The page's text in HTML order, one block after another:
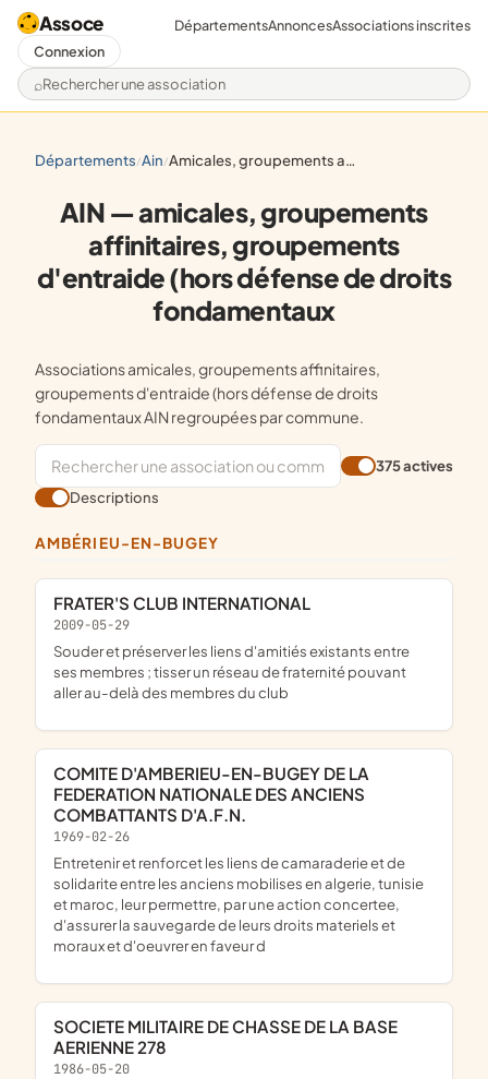
Assoce
Rechercher une association
DépartementsAnnoncesAssociations inscrites
Connexion
départements/ ain/ amicales, groupements affinitaires, groupements d'entraide (hors défense de droits fondamentaux
AIN — amicales, groupements
affinitaires, groupements
d'entraide (hors défense de droits
fondamentaux
Associations amicales, groupements affinitaires,
groupements d'entraide (hors défense de droits
fondamentaux AIN regroupées par commune.
375 actives
Descriptions
AMBÉRIEU-EN-BUGEY
FRATER'S CLUB INTERNATIONAL
2009-05-29
souder et préserver les liens d'amitiés existants entre
ses membres ; tisser un réseau de fraternité pouvant
aller au-delà des membres du club
COMITE D'AMBERIEU-EN-BUGEY DE LA
FEDERATION NATIONALE DES ANCIENS
COMBATTANTS D'A.F.N.
1969-02-26
entretenir et renforcet les liens de camaraderie et de
solidarite entre les anciens mobilises en algerie, tunisie
et maroc, leur permettre, par une action concertee,
d'assurer la sauvegarde de leurs droits materiels et
moraux et d'oeuvrer en faveur d
SOCIETE MILITAIRE DE CHASSE DE LA BASE
AERIENNE 278
1986-05-20